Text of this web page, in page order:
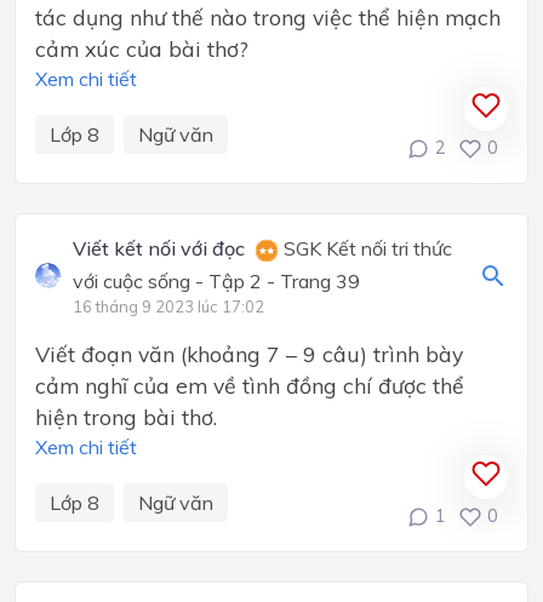
tác dụng như thế nào trong việc thể hiện mạch
cảm xúc của bài thơ?
Xem chi tiết
Lớp 8 Ngữ văn
2 0
Viết kết nối với đọc
SGK Kết nối tri thức
với cuộc sống - Tập 2 - Trang 39
16 tháng 9 2023 lúc 17:02
Viết đoạn văn (khoảng 7 – 9 câu) trình bày
cảm nghĩ của em về tình đồng chí được thể
hiện trong bài thơ.
Xem chi tiết
Lớp 8 Ngữ văn
1 0